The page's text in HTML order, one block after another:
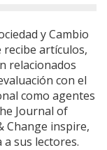
y Cambio
artículos,
relacionados
con el
como agentes
Journal of
Change inspire,
sus lectores.